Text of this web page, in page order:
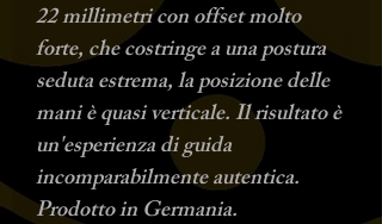
22 millimetri con offset molto
forte, che costringe a una postura
seduta estrema, la posizione delle
mani è quasi verticale. Il risultato è
un'esperienza di guida
incomparabilmente autentica.
Prodotto in Germania.